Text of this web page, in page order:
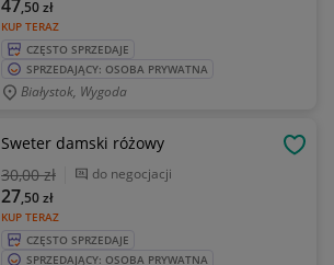
KUP TERAZ
47,50zł
CZĘSTO SPRZEDAJE
SPRZEDAJĄCY: OSOBA PRYWATNA
Białystok, Wygoda
Sweter damski różowy
30,00 zł do negocjacji
KUP TERAZ
27,50zł
CZĘSTO SPRZEDAJE
SPRZEDAJĄCY: OSOBA PRYWATNA